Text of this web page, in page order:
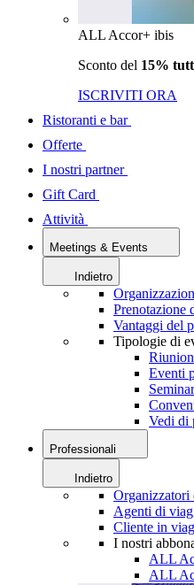
ALL Accor+ ibis
Sconto del 15%
ISCRIVITI ORA
Ristoranti e bar
Offerte
I nostri partner
Gift Card
Attività
Meetings & Events
Indietro
Prenotazione
Vantaggi del
Tipologie di
Eventi
Vedi di
Professionali
Indietro
Organizzatori
Agenti di
Cliente in
I nostri
ALL
ALL